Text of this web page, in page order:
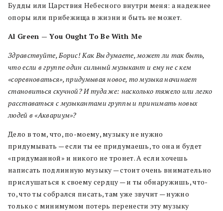
Будды или Царствия Небесного внутри меня: а надежнее
опоры или прибежища в жизни и быть не может.
Al Green — You Ought To Be With Me
Здравствуйте, Борис! Как Вы думаете, может ли так быть,
что если в группе один сильный музыкант и ему не с кем
«соревноваться», придумывая новое, то музыка начинает
становиться скучной?И туда же: насколько тяжело или легко
расставаться с музыкантами группы и принимать новых
людей в «Аквариум»?
Дело в том, что, по-моему, музыку не нужно
придумывать — если ты ее придумаешь, то она и будет
«придуманной» и никого не тронет. А если хочешь
написать подлинную музыку — стоит очень внимательно
прислушаться к своему сердцу — и ты обнаружишь, что-
то, что ты собрался писать, там уже звучит — нужно
только с минимумом потерь перенести эту музыку